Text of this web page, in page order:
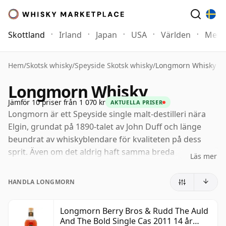
Skottland Irland Japan USA Världen Mer
Hem/Skotsk whisky/Speyside Skotsk whisky/Longmorn Whisky
Longmorn Whisky
Jämför 10 priser från 1 070 kr AKTUELLA PRISER
Longmorn är ett Speyside single malt-destilleri nära
Elgin, grundat på 1890-talet av John Duff och länge
beundrat av whiskyblendare för kvaliteten på dess
sprit. Även om det aldrig haft samma breda
Longmorn förtjänat ett starkt rykte bland entusiaster
I dag är Longmorn en del av Chivas Brothers, ägt av
Läs mer
HANDLA LONGMORN
Longmorn Berry Bros & Rudd The Auld
And The Bold Single Cas 2011 14 år